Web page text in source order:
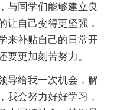
与同学们能够建立良
让自己变得更坚强，
来补贴自己的日常开
要更加刻苦努力。
导给我一次机会，解
我会努力好好学习，